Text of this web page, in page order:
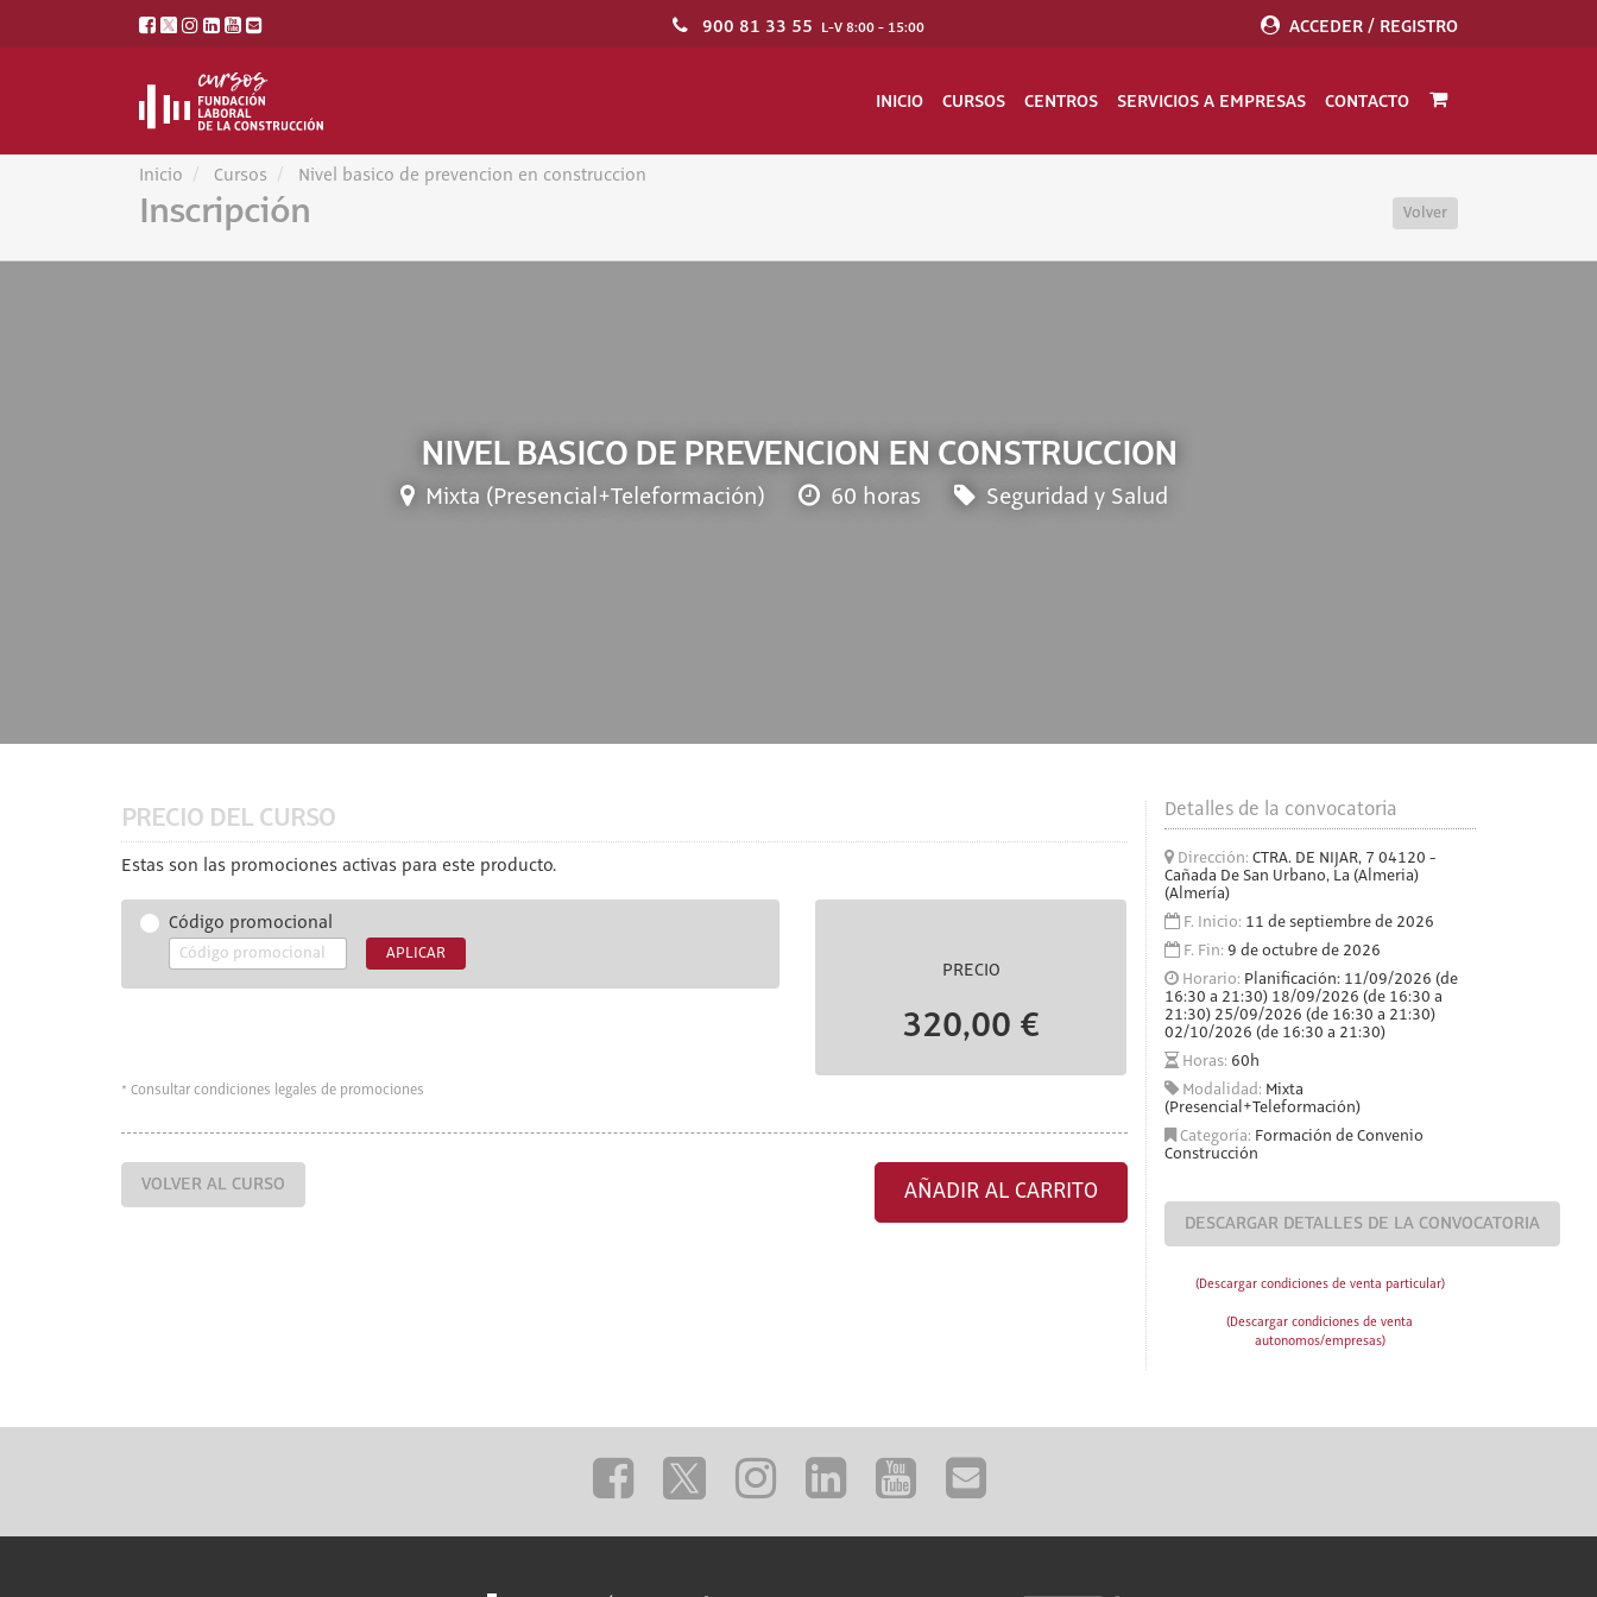
900 81 33 55 L-V 8:00 - 15:00 ACCEDER / REGISTRO
INICIO CURSOS CENTROS SERVICIOS A EMPRESAS CONTACTO
Inicio Cursos Nivel basico de prevencion en construccion
Inscripción Volver
NIVEL BASICO DE PREVENCION EN CONSTRUCCION
Mixta (Presencial+Teleformación) 60 horas Seguridad y Salud
PRECIO DEL CURSO
Estas son las promociones activas para este producto.
Código promocional
APLICAR
PRECIO
320,00 €
* Consultar condiciones legales de promociones
VOLVER AL CURSO AÑADIR AL CARRITO
Detalles de la convocatoria
Dirección: CTRA. DE NIJAR, 7 04120 -
Cañada De San Urbano, La (Almeria)
(Almería)
F. Inicio: 11 de septiembre de 2026
F. Fin: 9 de octubre de 2026
Horario: Planificación: 11/09/2026 (de
16:30 a 21:30) 18/09/2026 (de 16:30 a
21:30) 25/09/2026 (de 16:30 a 21:30)
02/10/2026 (de 16:30 a 21:30)
Horas: 60h
Modalidad: Mixta
(Presencial+Teleformación)
Categoría: Formación de Convenio
Construcción
DESCARGAR DETALLES DE LA CONVOCATORIA
(Descargar condiciones de venta particular)
(Descargar condiciones de venta
autonomos/empresas)